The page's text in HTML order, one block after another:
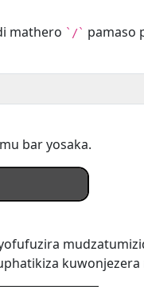
mathero `/` pamaso
bar yosaka.